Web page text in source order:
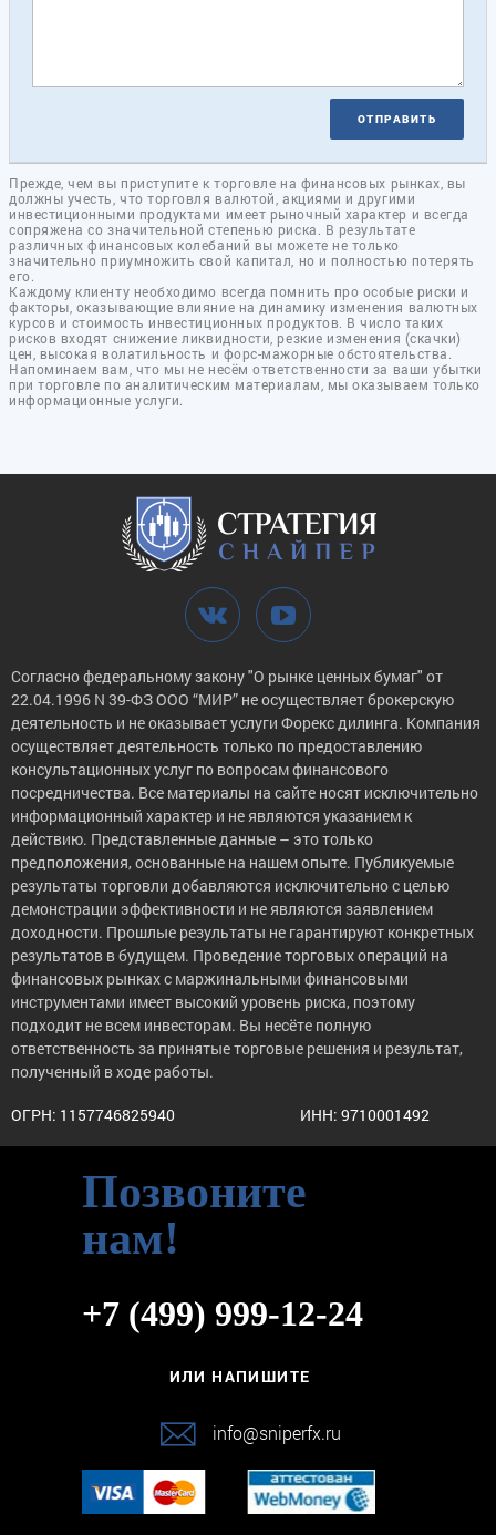
ОТПРАВИТЬ
Прежде, чем вы приступите к торговле на финансовых рынках, вы
должны учесть, что торговля валютой, акциями и другими
инвестиционными продуктами имеет рыночный характер и всегда
сопряжена со значительной степенью риска. В результате
различных финансовых колебаний вы можете не только
значительно приумножить свой капитал, но и полностью потерять
его.
Каждому клиенту необходимо всегда помнить про особые риски и
факторы, оказывающие влияние на динамику изменения валютных
курсов и стоимость инвестиционных продуктов. В число таких
рисков входят снижение ликвидности, резкие изменения (скачки)
цен, высокая волатильность и форс-мажорные обстоятельства.
Напоминаем вам, что мы не несём ответственности за ваши убытки
при торговле по аналитическим материалам, мы оказываем только
информационные услуги.
Согласно федеральному закону "О рынке ценных бумаг" от
22.04.1996 N 39-ФЗ ООО “МИР” не осуществляет брокерскую
деятельность и не оказывает услуги Форекс дилинга. Компания
осуществляет деятельность только по предоставлению
консультационных услуг по вопросам финансового
посредничества. Все материалы на сайте носят исключительно
информационный характер и не являются указанием к
действию. Представленные данные – это только
предположения, основанные на нашем опыте. Публикуемые
результаты торговли добавляются исключительно с целью
демонстрации эффективности и не являются заявлением
доходности. Прошлые результаты не гарантируют конкретных
результатов в будущем. Проведение торговых операций на
финансовых рынках с маржинальными финансовыми
инструментами имеет высокий уровень риска, поэтому
подходит не всем инвесторам. Вы несёте полную
ответственность за принятые торговые решения и результат,
полученный в ходе работы.
ОГРН: 1157746825940 ИНН: 9710001492
Позвоните
нам!
+7 (499) 999-12-24
ИЛИ НАПИШИТЕ
info@sniperfx.ru